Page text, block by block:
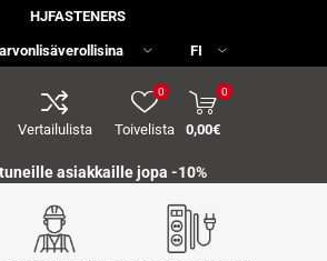
HJFASTENERS
Vertailulista Toivelista
0 0
0,00€
asiakkaille jopa -10%